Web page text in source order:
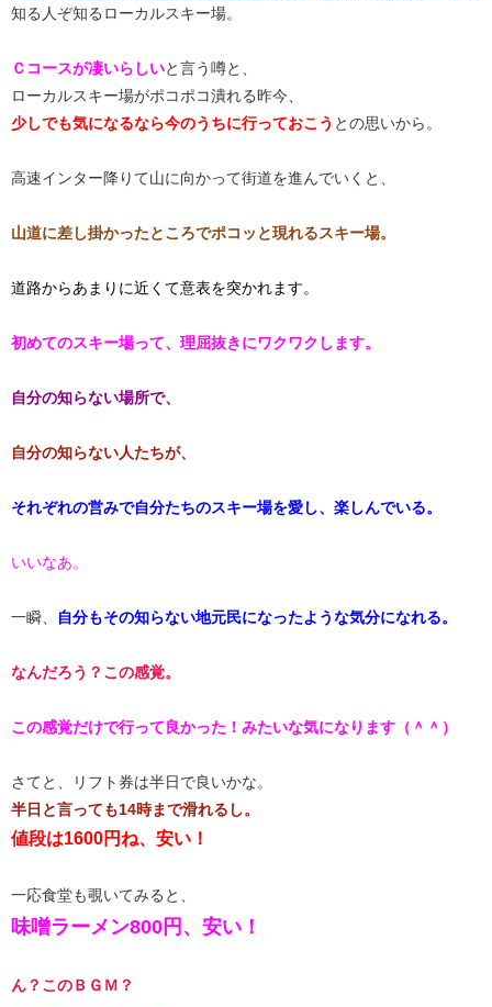
知る人ぞ知るローカルスキー場。
Ｃコースが凄いらしいと言う噂と、
ローカルスキー場がポコポコ潰れる昨今、
少しでも気になるなら今のうちに行っておこう との思いから。
高速インター降りて山に向かって街道を進んでいくと、
​​​山道に差し掛かったところでポコッと現れるスキー場。​
道路からあまりに近くて意表を突かれます。
初めてのスキー場って、理屈抜きにワクワクします。
自分の知らない場所で、
​自分の知らない人たちが、​
それぞれの営みで自分たちのスキー場を愛し、楽しんでいる。
いいなあ。
一瞬、 ​自分もその知らない地元民になったような気分になれる。​
なんだろう？この感覚。
​この感覚だけで行って良かった！みたいな気になります（＾＾）​
さてと、リフト券は半日で良いかな。
​半日と言っても14時まで滑れるし。​
値段は1600円ね、安い！
一応食堂も覗いてみると、
​味噌ラーメン800円、安い！​
ん？このＢＧＭ？